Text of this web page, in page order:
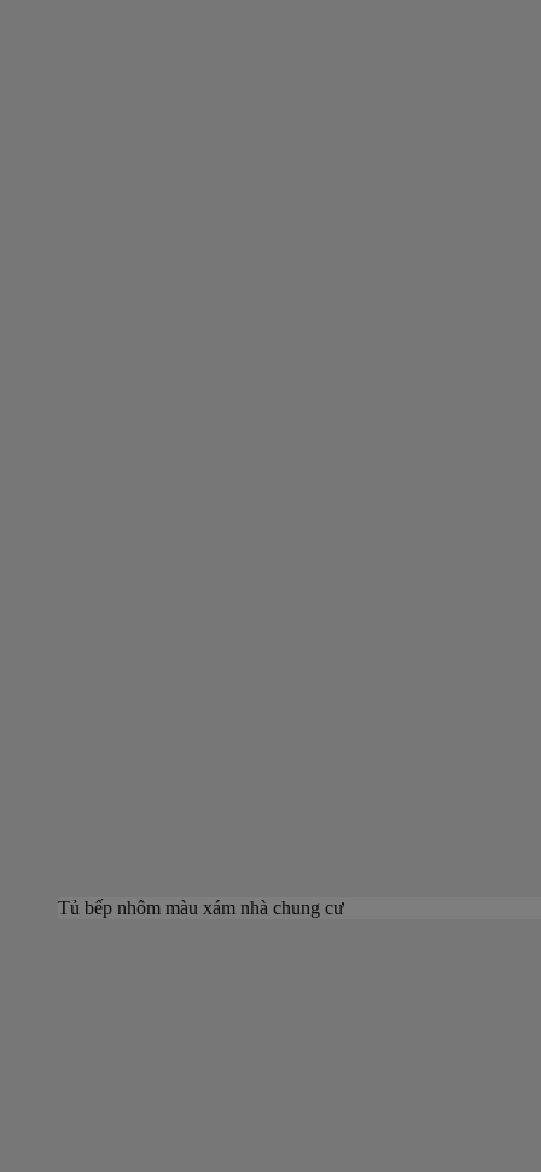
Tủ bếp nhôm màu xám nhà chung cư